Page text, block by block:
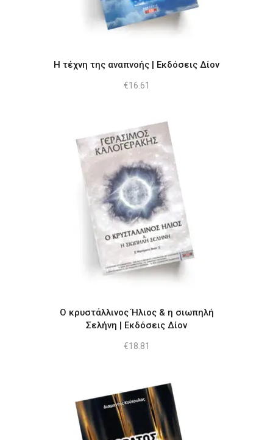
Η τέχνη της αναπνοής | Εκδόσεις Δίον
€16.61
Ο κρυστάλλινος Ήλιος & η σιωπηλή
Σελήνη | Εκδόσεις Δίον
€18.81